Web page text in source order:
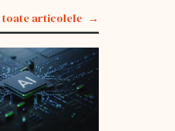
toate articolele